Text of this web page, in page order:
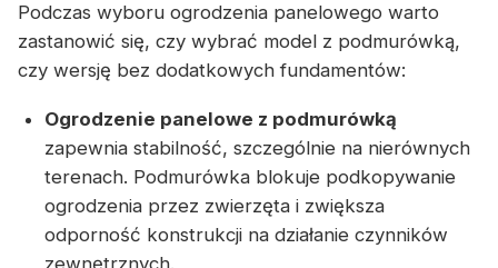
Podczas wyboru ogrodzenia panelowego warto
zastanowić się, czy wybrać model z podmurówką,
czy wersję bez dodatkowych fundamentów:
Ogrodzenie panelowe z podmurówką
zapewnia stabilność, szczególnie na nierównych
terenach. Podmurówka blokuje podkopywanie
ogrodzenia przez zwierzęta i zwiększa
odporność konstrukcji na działanie czynników
zewnętrznych.